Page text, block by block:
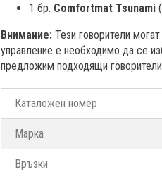
1 бр. Comfortmat Tsunami
Внимание: Тези говорители
управление е необходимо да се
предложим подходящи
Каталожен номер
Марка
Връзки